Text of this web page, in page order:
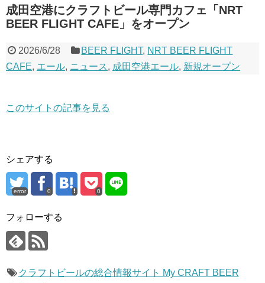
成田空港にクラフトビール専門カフェ「NRT
BEER FLIGHT CAFE」をオープン
2026/6/28 BEER FLIGHT, NRT BEER FLIGHT
CAFE, エール, ニュース, 成田空港エール, 新規オープン
このサイトの記事を見る
シェアする
error 0 0
フォローする
クラフトビールの総合情報サイト My CRAFT BEER